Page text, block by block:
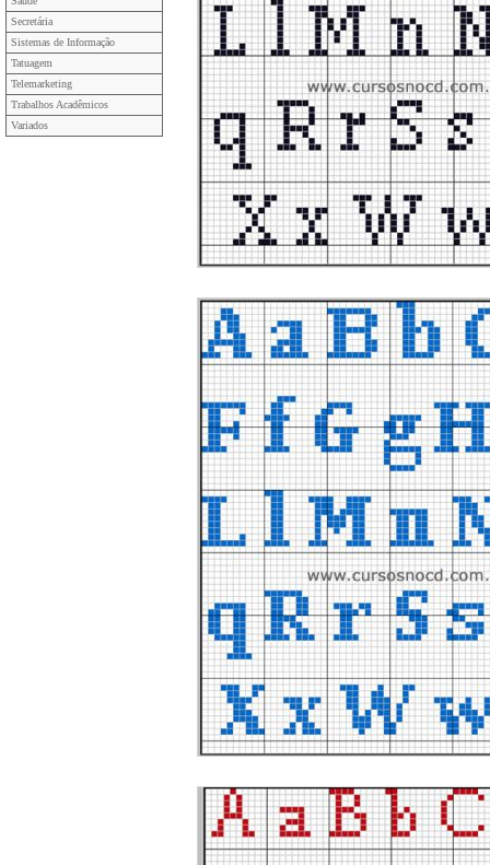
Secretária
Sistemas de Informação
Tatuagem
Telemarketing
Trabalhos Acadêmicos
Variados